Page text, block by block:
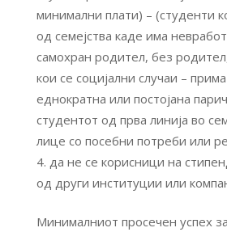
минимални плати) – (студенти
од семејства каде има
самохран родител, без
кои се социјални случаи –
еднократна или постојана
студентот од прва линија во
лице со посебни потреби или
да не се корисници на
од други институции или
Минималниот просечен успех